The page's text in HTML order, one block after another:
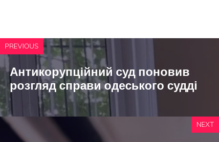
PREVIOUS
Антикорупційний суд поновив
розгляд справи одеського судді
NEXT